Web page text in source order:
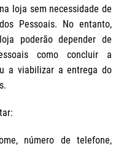
loja sem necessidade de
Pessoais. No entanto,
poderão depender de
como concluir a
a viabilizar a entrega do
número de telefone,